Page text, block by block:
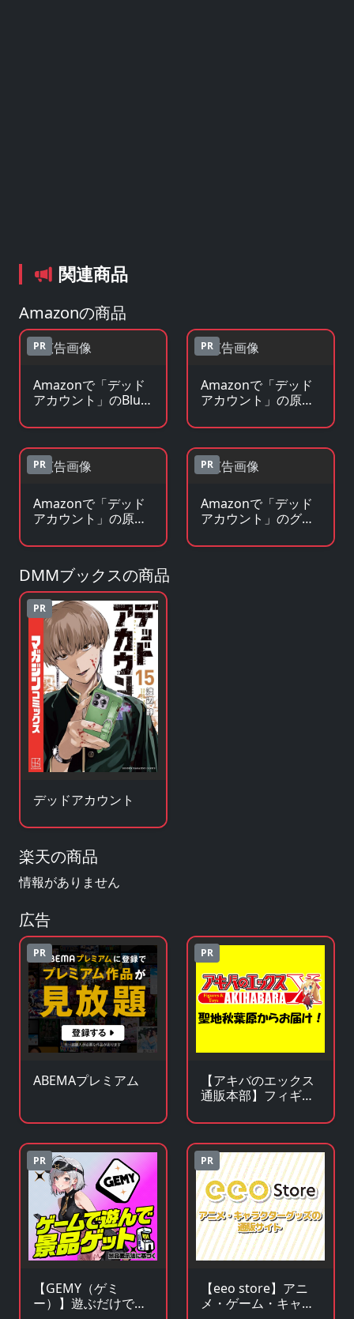
関連商品
Amazonの商品
PR
Amazonで「デッド
アカウント」のBlu-
PR
Amazonで「デッド
アカウント」の原作
PR
Amazonで「デッド
アカウント」の原作
PR
Amazonで「デッド
アカウント」のグッ
る
DMMブックスの商品
PR
デッドアカウント
楽天の商品
情報がありません
広告
PR
ABEMAプレミアム
PR
【アキバのエックス
通販本部】フィギュ
ッズがアキバ価格で
買える！
PR
【GEMY（ゲミ
ー）】遊ぶだけで景
PR
【eeo store】アニ
メ・ゲーム・キャラ